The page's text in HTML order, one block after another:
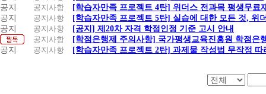
공지
공지사항
[학습자만족 프로젝트 4탄] 위더스 전과목 평생무료
공지
공지사항
[학습자만족 프로젝트 5탄] 실습에 대한 모든 것, 위
공지
공지사항
[공지] 제20차 자격 학점인정 기준 고시 안내
공지사항
[학점은행제 주의사항] 국가평생교육진흥원 학점은
공지
공지사항 [학습자만족 프로젝트 2탄] 과제물 작성법 무작정 따